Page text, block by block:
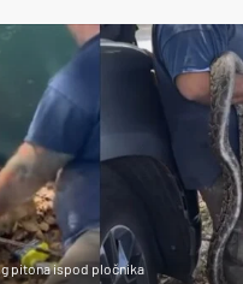
pitona ispod pločnika